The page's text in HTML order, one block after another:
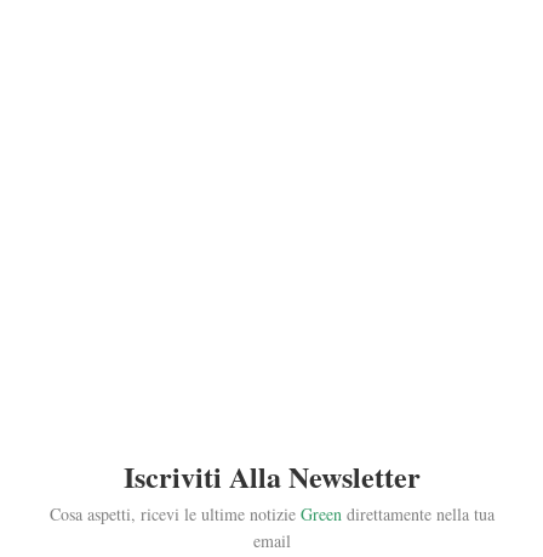
Iscriviti Alla Newsletter
Cosa aspetti, ricevi le ultime notizie Greendirettamente nella tua
email